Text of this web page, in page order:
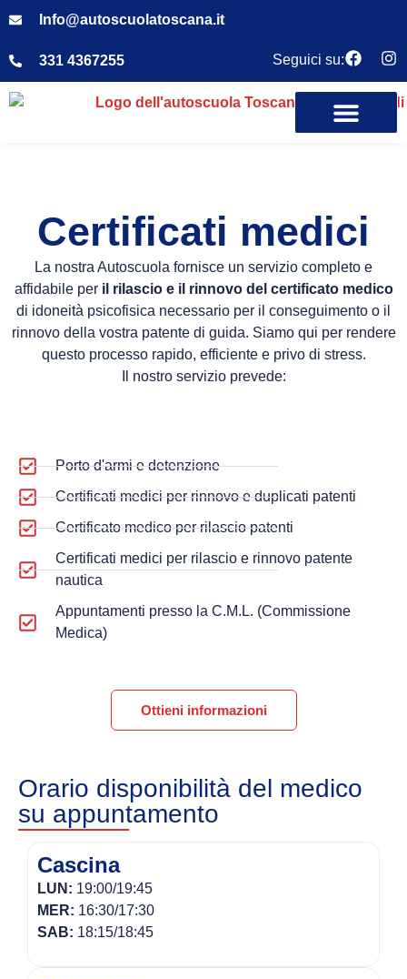
Info@autoscuolatoscana.it
331 4367255 Seguici su:
Certificati medici
La nostra Autoscuola fornisce un servizio completo e
affidabile per il rilascio e il rinnovo del certificato medico
di idoneità psicofisica necessario per il conseguimento o il
rinnovo della vostra patente di guida. Siamo qui per rendere
questo processo rapido, efficiente e privo di stress.
Il nostro servizio prevede:
Porto d'armi e detenzione
Certificati medici per rinnovo e duplicati patenti
Certificato medico per rilascio patenti
Certificati medici per rilascio e rinnovo patente
nautica
Appuntamenti presso la C.M.L. (Commissione
Medica)
Ottieni informazioni
Orario disponibilità del medico
su appuntamento
Cascina
LUN: 19:00/19:45
MER: 16:30/17:30
SAB: 18:15/18:45